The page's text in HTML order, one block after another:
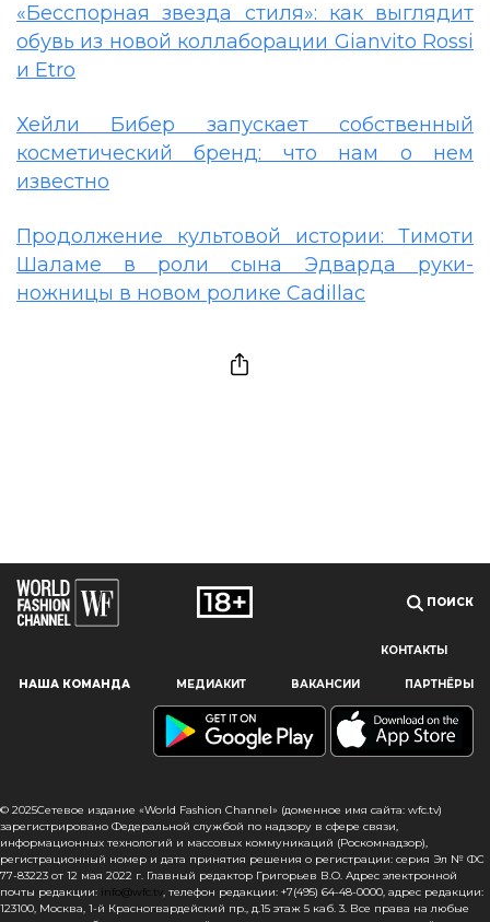
Наш сайт использует файлы cookie и похожие технологии,
чтобы гарантировать максимальное удобство
пользователям, предоставляя персонализированную
информацию, запоминая предпочтения в области
сайта, вы подтверждаете свое согласие на использование
файлов cookie в соответствии с настоящим уведомлением
в отношении данного типа файлов. Если вы не согласны
с тем, чтобы мы использовали данный тип файлов,
то вы должны соответствующим образом установить
настройки вашего браузера или не использовать сайт wfc.tv
«Бесспорная звезда стиля»: как выглядит
обувь из новой коллаборации Gianvito Rossi
и Etro
Хейли Бибер запускает собственный
косметический бренд: что нам о нем
известно
Продолжение культовой истории: Тимоти
Шаламе в роли сына Эдварда руки-
ножницы в новом ролике Cadillac
ПОИСК
КОНТАКТЫ
НАША КОМАНДА МЕДИАКИТ ВАКАНСИИ ПАРТНЁРЫ
© 2025Сетевое издание «World Fashion Channel» (доменное имя сайта: wfc.tv)
зарегистрировано Федеральной службой по надзору в сфере связи,
информационных технологий и массовых коммуникаций (Роскомнадзор),
регистрационный номер и дата принятия решения о регистрации: серия Эл № ФС
77-83223 от 12 мая 2022 г. Главный редактор Григорьев В.О. Адрес электронной
почты редакции: info@wfc.tv, телефон редакции: +7(495) 64-48-0000, адрес редакции:
123100, Москва, 1-й Красногвардейский пр., д.15 этаж 5 каб. 3. Все права на любые